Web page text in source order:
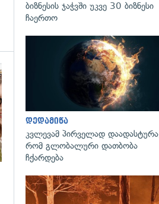
ბიზნესის ჯაჭვში უკვე 30 ბიზნესი
ჩაერთო
დედამიწა
კვლევამ პირველად
რომ გლობალური დათბობა
ჩქარდება